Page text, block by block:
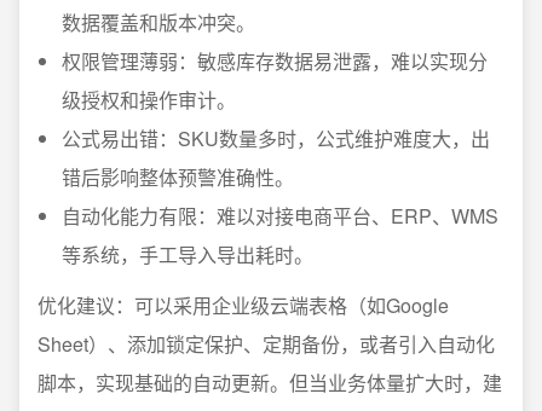
数据覆盖和版本冲突。
权限管理薄弱：敏感库存数据易泄露，难以实现分
级授权和操作审计。
公式易出错：SKU数量多时，公式维护难度大，出
错后影响整体预警准确性。
自动化能力有限：难以对接电商平台、ERP、WMS
等系统，手工导入导出耗时。
优化建议：可以采用企业级云端表格（如Google
Sheet）、添加锁定保护、定期备份，或者引入自动化
脚本，实现基础的自动更新。但当业务体量扩大时，建